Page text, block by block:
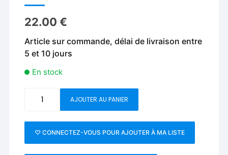
22.00€
Article sur commande, délai de livraison entre
5 et 10 jours
En stock
Viking
Emerald
AJOUTER AU PANIER
♡ CONNECTEZ-VOUS POUR AJOUTER À MA LISTE